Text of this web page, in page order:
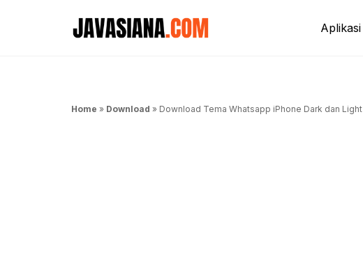
Aplikasi
Home » Download » Download Tema Whatsapp iPhone Dark dan Light